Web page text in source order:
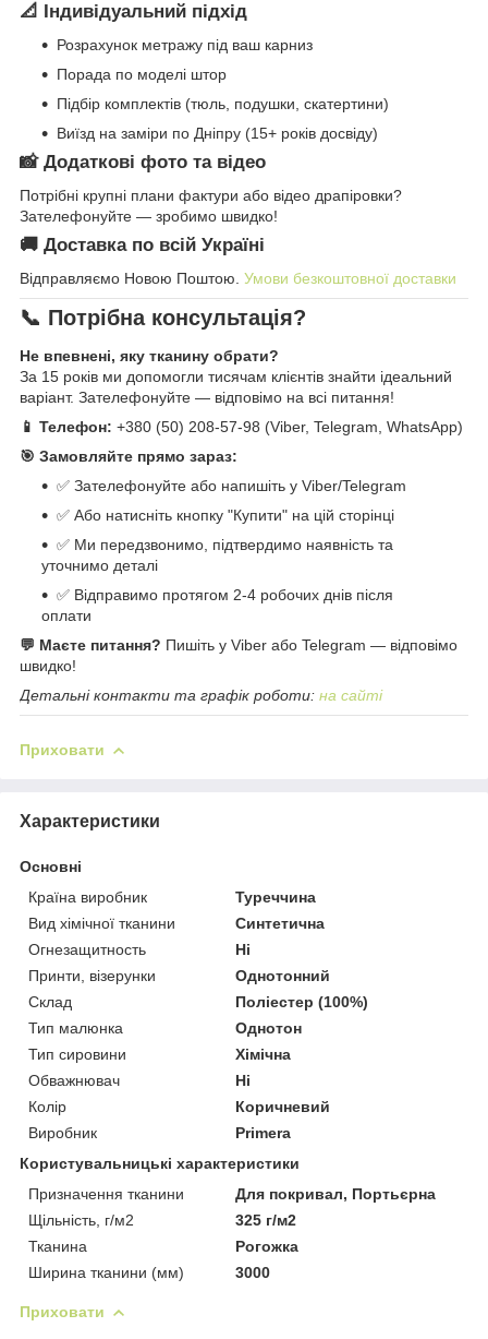
📐 Індивідуальний підхід
Розрахунок метражу під ваш карниз
Порада по моделі штор
Підбір комплектів (тюль, подушки, скатертини)
Виїзд на заміри по Дніпру (15+ років досвіду)
📸 Додаткові фото та відео
Потрібні крупні плани фактури або відео драпіровки?
Зателефонуйте — зробимо швидко!
🚚 Доставка по всій Україні
Відправляємо Новою Поштою. Умови безкоштовної доставки
📞 Потрібна консультація?
Не впевнені, яку тканину обрати?
За 15 років ми допомогли тисячам клієнтів знайти ідеальний
варіант. Зателефонуйте — відповімо на всі питання!
📱 Телефон: +380 (50) 208-57-98 (Viber, Telegram, WhatsApp)
🎯 Замовляйте прямо зараз:
✅ Зателефонуйте або напишіть у Viber/Telegram
✅ Або натисніть кнопку "Купити" на цій сторінці
✅ Ми передзвонимо, підтвердимо наявність та
уточнимо деталі
✅ Відправимо протягом 2-4 робочих днів після
оплати
💬 Маєте питання? Пишіть у Viber або Telegram — відповімо
швидко!
Детальні контакти та графік роботи: на сайті
Приховати
Характеристики
Основні
Країна виробник
Туреччина
Вид хімічної тканини
Синтетична
Огнезащитность
Ні
Принти, візерунки
Однотонний
Склад
Поліестер (100%)
Тип малюнка
Однотон
Тип сировини
Хімічна
Обважнювач
Ні
Колір
Коричневий
Виробник
Primera
Користувальницькі характеристики
Призначення тканини
Для покривал, Портьєрна
Щільність, г/м2
325 г/м2
Тканина
Рогожка
Ширина тканини (мм)
3000
Приховати